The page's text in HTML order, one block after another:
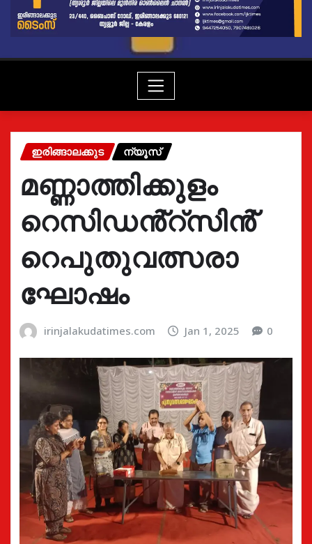
ഇരിങ്ങാലക്കുട ന്യൂസ്
മണ്ണാത്തിക്കുളം
റെസിഡൻ്റ്സിൻ്
റെപുതുവത്സരാ
ഘോഷം
irinjalakudatimes.com Jan 1, 2025 0